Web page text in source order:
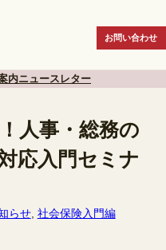
お問い合わせ
内ニュースレター
人事・総務の
応入門セミナ
らせ, 社会保険入門編